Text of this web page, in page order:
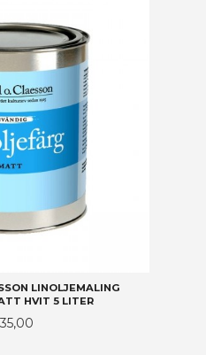
LINOLJEMALING
HVIT 5 LITER